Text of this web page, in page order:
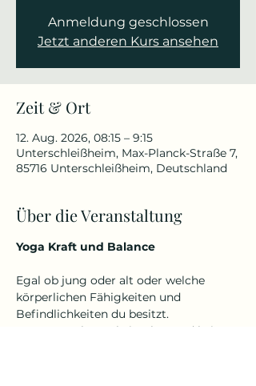
Anmeldung geschlossen
Jetzt anderen Kurs ansehen
Zeit & Ort
12. Aug. 2026, 08:15 – 9:15
Unterschleißheim, Max-Planck-Straße 7,
85716 Unterschleißheim, Deutschland
Über die Veranstaltung
Yoga Kraft und Balance
Egal ob jung oder alt oder welche
körperlichen Fähigkeiten und
Befindlichkeiten du besitzt.
Denn Yoga kennt kein Alter und keine